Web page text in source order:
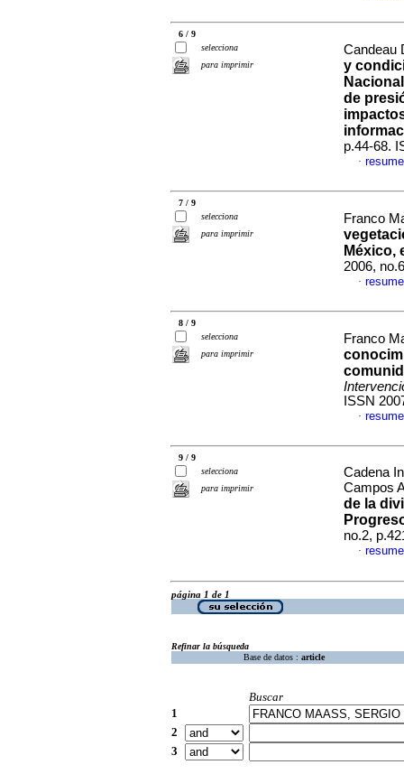
6 / 9
selecciona
para imprimir
Candeau
y
de
p.44-68.
·
7 / 9
selecciona
para imprimir
Franco
México,
2006,
·
8 / 9
selecciona
para imprimir
Franco
ISSN
·
9 / 9
selecciona
para imprimir
Cadena
Campos
de la
no.2,
·
página 1 de 1
Refinar la búsqueda
Base de datos : article
Buscar
1
2
3